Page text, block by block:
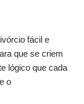
fácil e
que se criem
lógico que cada
o